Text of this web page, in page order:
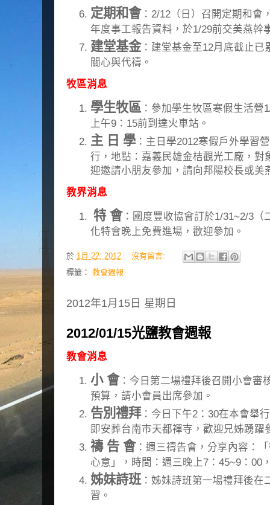
定期和會 ：2/12（日）召開定期和
年度事工報告資料，於1/29前交美燕幹
建堂基金：建堂基金至12月底截止已
關心與代禱。
牧區消息
學生牧區 ：參加學生牧區寒假生活
上午9：15前到達火車站。
主 日 學 ：主日學2012寒假戶外學習
行，地點：嘉義民雄金桔觀光工廠，對
迎邀請小朋友參加，請向邦陽校長或美
教界消息
特 會 ：國度豐收協會訂於1/31~2/3
化特會晚上免費進場，歡迎參加。
於 1月 22, 2012
沒有留言:
標籤： 教會週報
2012年1月15日 星期日
2012/01/15光鹽教會週報
教會消息
小 會 ：今日第二場禮拜後召開小會審
預算，請小會員出席參加。
告別禮拜：今日下午2：30在本會舉
即安葬台南市天都禪寺，歡迎兄姊踴躍
禱 告 會 ：週三禱告會，分享內容：
心意」，時間：週三晚上7：45~9：00
姊妹詩班：姊妹詩班第一場禮拜後在
習。